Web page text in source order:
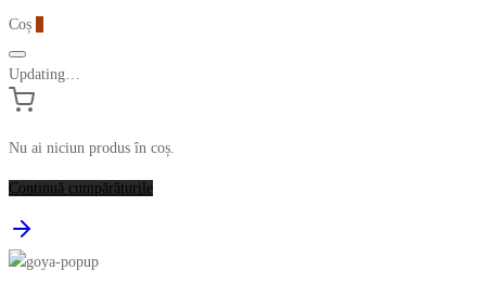
Coș
Updating…
Nu ai niciun produs în coș.
Continuă cumpărăturile